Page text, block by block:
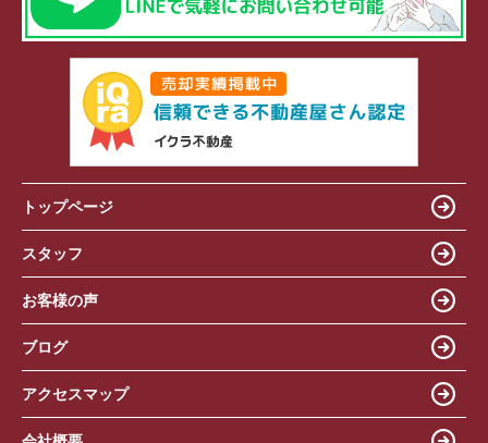
トップページ
スタッフ
お客様の声
ブログ
アクセスマップ